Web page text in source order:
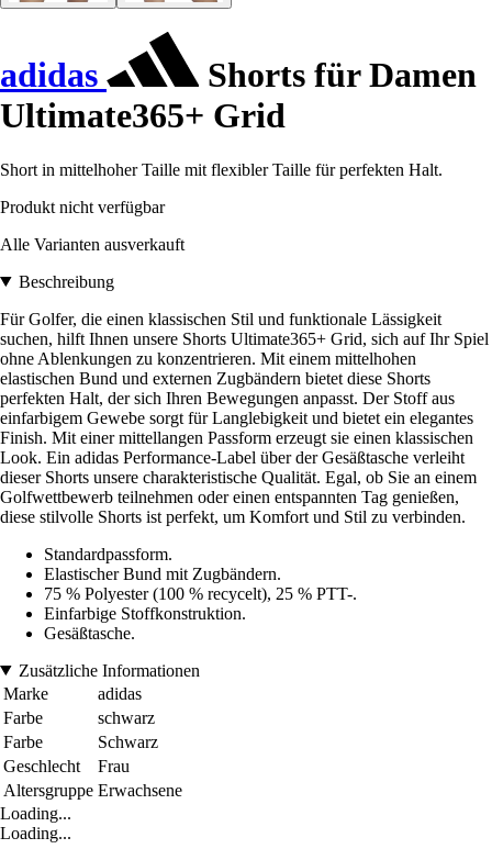
adidas
Shorts für Damen
Ultimate365+ Grid
Short in mittelhoher Taille mit flexibler Taille für perfekten Halt.
Produkt nicht verfügbar
Alle Varianten ausverkauft
Beschreibung
Für Golfer, die einen klassischen Stil und funktionale Lässigkeit
suchen, hilft Ihnen unsere Shorts Ultimate365+ Grid, sich auf Ihr Spiel
ohne Ablenkungen zu konzentrieren. Mit einem mittelhohen
elastischen Bund und externen Zugbändern bietet diese Shorts
perfekten Halt, der sich Ihren Bewegungen anpasst. Der Stoff aus
einfarbigem Gewebe sorgt für Langlebigkeit und bietet ein elegantes
Finish. Mit einer mittellangen Passform erzeugt sie einen klassischen
Look. Ein adidas Performance-Label über der Gesäßtasche verleiht
dieser Shorts unsere charakteristische Qualität. Egal, ob Sie an einem
Golfwettbewerb teilnehmen oder einen entspannten Tag genießen,
diese stilvolle Shorts ist perfekt, um Komfort und Stil zu verbinden.
Standardpassform.
Elastischer Bund mit Zugbändern.
75 % Polyester (100 % recycelt), 25 % PTT-.
Einfarbige Stoffkonstruktion.
Gesäßtasche.
Zusätzliche Informationen
Marke
adidas
Farbe
schwarz
Farbe
Schwarz
Geschlecht
Frau
Altersgruppe Erwachsene
Loading...
Loading...